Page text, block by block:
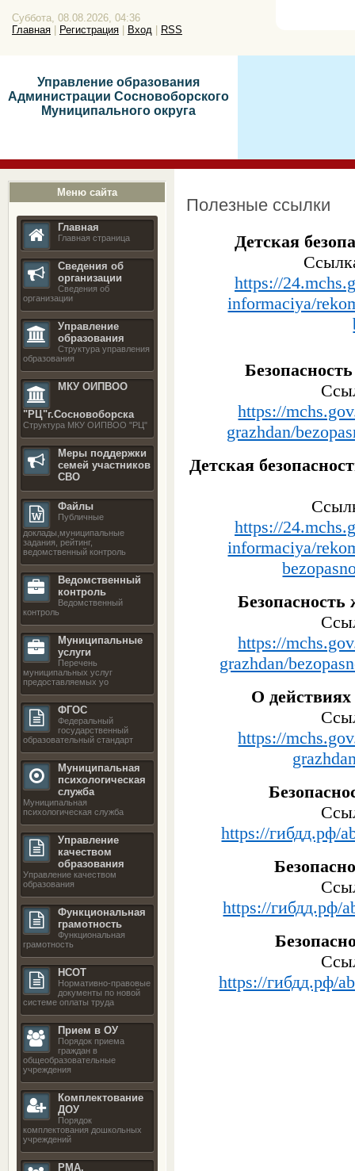
Суббота, 08.08.2026, 04:36
Главная
Регистрация Вход RSS
Управление образования
Администрации Сосновоборского
Муниципального округа
Меню сайта
Главная
Главная страница
Сведения об
организации
Сведения об
организации
Управление
образования
Структура управления
образования
МКУ ОИПВОО
"РЦ"г.Сосновоборска
Структура МКУ ОИПВОО "РЦ"
Меры поддержки
семей участников
СВО
Файлы
Публичные
доклады,муниципальные
задания, рейтинг,
ведомственный контроль
Ведомственный
контроль
Ведомственный
контроль
Муниципальные
услуги
Перечень
муниципальных услуг
предоставляемых уо
ФГОС
Федеральный
государственный
образовательный стандарт
Муниципальная
психологическая
служба
Муниципальная
психологическая служба
Управление
качеством
образования
Управление качеством
образования
Функциональная
грамотность
Функциональная
грамотность
НСОТ
Нормативно-правовые
документы по новой
системе оплаты труда
Прием в ОУ
Порядок приема
граждан в
общеобразовательные
учреждения
Комплектование
ДОУ
Порядок
комплектования дошкольных
учреждений
РМА.
Полезные ссылки
Детская
https://
informaciya/
https://
grazhdan/
Детская
https://
informaciya/
Безопасность
https://
grazhdan/
О
https://
https://гибдд.рф/
https://гибдд.рф/
https://гибдд.рф/